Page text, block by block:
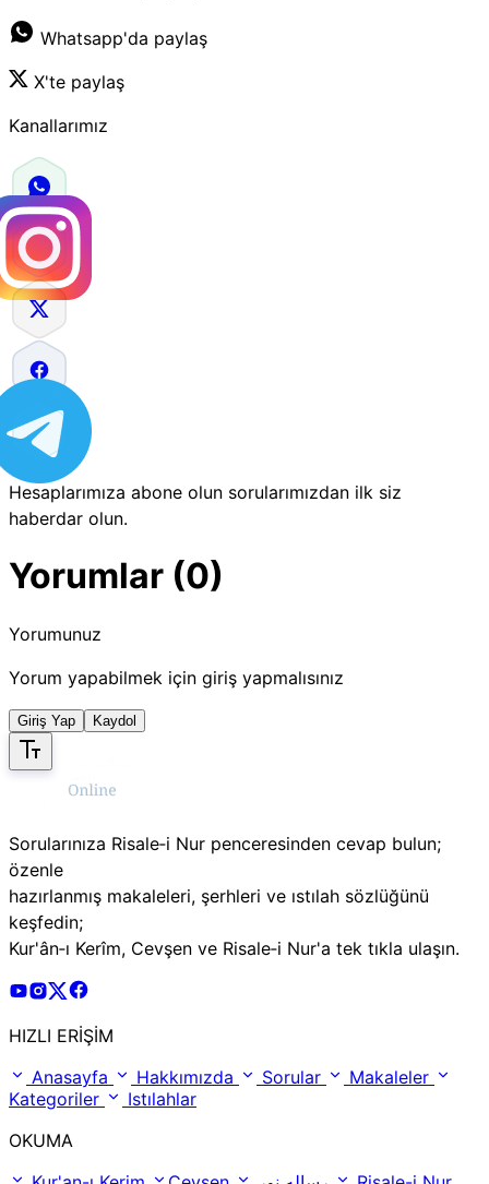
Whatsapp'da paylaş
X'te paylaş
Kanallarımız
Hesaplarımıza abone olun sorularımızdan ilk siz
haberdar olun.
Yorumlar (0)
Yorumunuz
Yorum yapabilmek için giriş yapmalısınız
Giriş Yap Kaydol
Sorularınıza Risale‑i Nur penceresinden cevap bulun;
özenle
hazırlanmış makaleleri, şerhleri ve ıstılah sözlüğünü
keşfedin;
Kur'ân‑ı Kerîm, Cevşen ve Risale‑i Nur'a tek tıkla ulaşın.
Risale Online Youtube Hesabı
Risale Online Instagram Hesabı
Risale Online X Hesabı
HIZLI ERİŞİM
Anasayfa
Hakkımızda Sorular
Makaleler
Kategoriler
Istılahlar
OKUMA